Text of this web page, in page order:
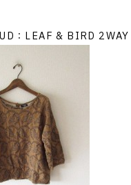
：LEAF & BIRD